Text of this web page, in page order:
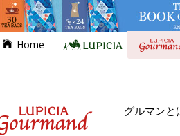
Home
グルマンと